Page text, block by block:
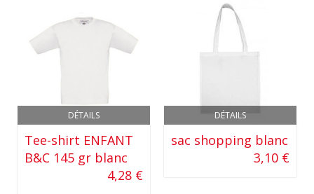
DÉTAILS
Tee-shirt ENFANT
B&C 145 gr blanc
4,28 €
DÉTAILS
sac shopping blanc
3,10 €